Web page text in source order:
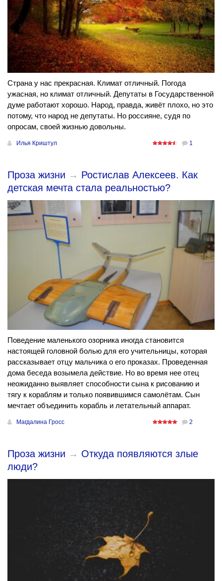
Страна у нас прекрасная. Климат отличный. Погода
ужасная, но климат отличный. Депутаты в Государственной
думе работают хорошо. Народ, правда, живёт плохо, но это
потому, что народ не депутаты. Но россияне, судя по
опросам, своей жизнью довольны.
Илья Криштул 1
Проза жизни → Ростислав Алексеев. Как
детская мечта стала реальностью?
Поведение маленького озорника иногда становится
настоящей головной болью для его учительницы, которая
рассказывает отцу мальчика о его проказах. Проведенная
дома беседа возымела действие. Но во время нее отец
неожиданно выявляет способности сына к рисованию и
тягу к кораблям и только появившимся самолётам. Сын
мечтает объединить корабль и летательный аппарат.
Магдалина Гросс 2
Проза жизни → Откуда появляются злые
люди?